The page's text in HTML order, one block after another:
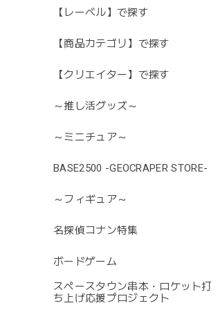
【レーベル】で探す
【商品カテゴリ】で探す
【クリエイター】で探す
～推し活グッズ～
～ミニチュア～
BASE2500 -GEOCRAPER STORE-
～フィギュア～
名探偵コナン特集
ボードゲーム
スペースタウン串本・ロケット打
ち上げ応援プロジェクト